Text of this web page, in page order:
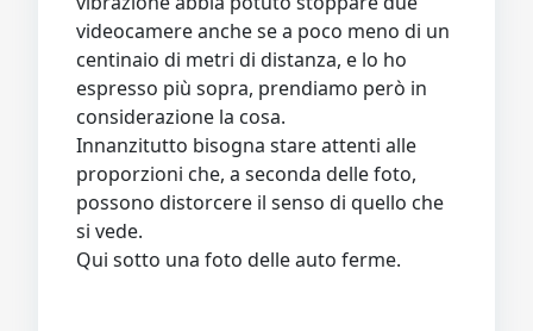
videocamere anche se a poco meno di un
centinaio di metri di distanza, e lo ho
espresso più sopra, prendiamo però in
considerazione la cosa.
Innanzitutto bisogna stare attenti alle
proporzioni che, a seconda delle foto,
possono distorcere il senso di quello che
si vede.
Qui sotto una foto delle auto ferme.